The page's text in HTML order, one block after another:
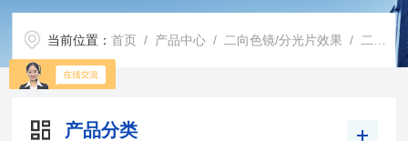
当前位置：首页 / 产品中心 / 二向色镜/分光片效果 / 二向色镜
产品分类